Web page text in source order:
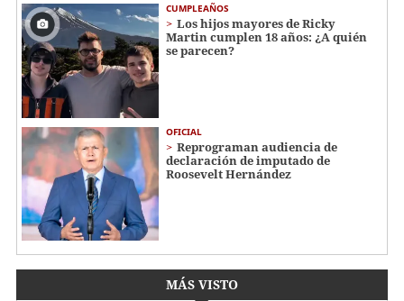
CUMPLEAÑOS
Los hijos mayores de Ricky
Martin cumplen 18 años: ¿A quién
se parecen?
OFICIAL
Reprograman audiencia de
declaración de imputado de
Roosevelt Hernández
MÁS VISTO